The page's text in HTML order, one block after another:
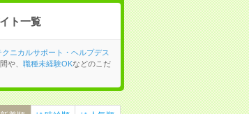
ト一覧
クニカルサポート・ヘルプデス
や、 職種未経験OKなどのこだ